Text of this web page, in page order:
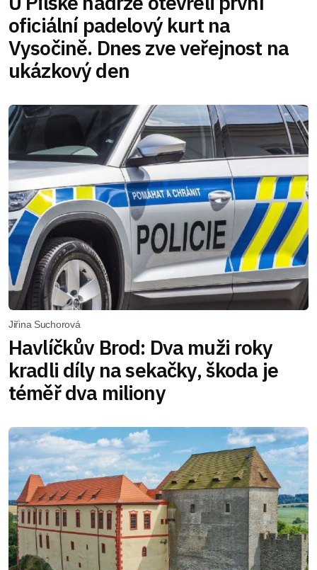
oficiální padelový kurt na
Vysočině. Dnes zve veřejnost na
ukázkový den
Jiřina Suchorová
Havlíčkův Brod: Dva muži roky
kradli díly na sekačky, škoda je
téměř dva miliony